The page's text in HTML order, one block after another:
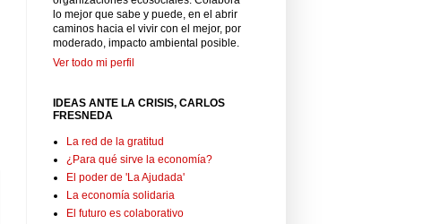
lo mejor que sabe y puede, en el abrir
caminos hacia el vivir con el mejor, por
moderado, impacto ambiental posible.
Ver todo mi perfil
IDEAS ANTE LA CRISIS, CARLOS
FRESNEDA
La red de la gratitud
¿Para qué sirve la economía?
El poder de 'La Ajudada'
La economía solidaria
El futuro es colaborativo